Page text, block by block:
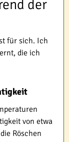
der
für sich. Ich
die ich
von etwa
Röschen